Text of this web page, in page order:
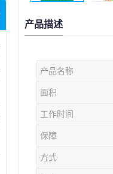
产品描述
产品名称
面积
工作时间
保障
方式